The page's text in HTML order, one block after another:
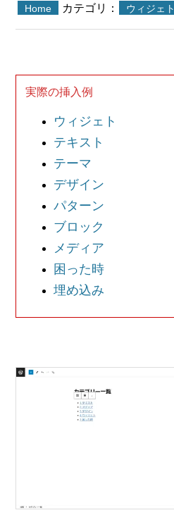
Home カテゴリ： ウィジェト
実際の挿入例
ウィジェト
テキスト
テーマ
デザイン
パターン
ブロック
メディア
困った時
埋め込み